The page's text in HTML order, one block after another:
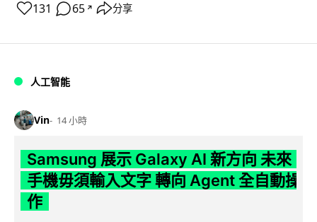
131 65 ↗ 分享
人工智能
Vin 14 小時
Samsung 展示 Galaxy AI 新方向 未來
手機毋須輸入文字 轉向 Agent 全自動操
作